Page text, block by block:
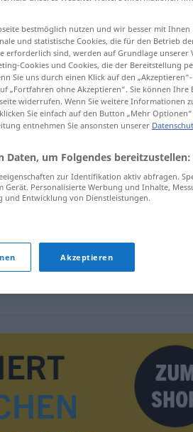
bestmöglich nutzen und wir besser mit Ihnen
und statistische Cookies, die für den Betrieb
erforderlich sind, werden auf Grundlage unserer
Cookies und Cookies, die der Bereitstellung
Sie uns durch einen Klick auf den
„Fortfahren ohne Akzeptieren“. Sie können
widerrufen. Wenn Sie weitere Informationen
Sie einfach auf den Button „Mehr
entnehmen Sie ansonsten unserer
um Folgendes bereitzustellen:
zur Identifikation aktiv abfragen.
Personalisierte Werbung und Inhalte,
Entwicklung von Dienstleistungen.
Akzeptieren